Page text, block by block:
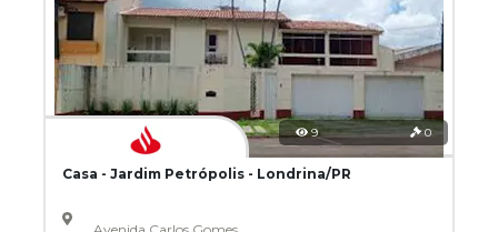
9 0
Casa - Jardim Petrópolis - Londrina/PR